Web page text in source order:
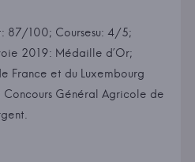
87/100; Coursesu: 4/5;
2019: Médaille d’Or;
France et du Luxembourg
Général Agricole de